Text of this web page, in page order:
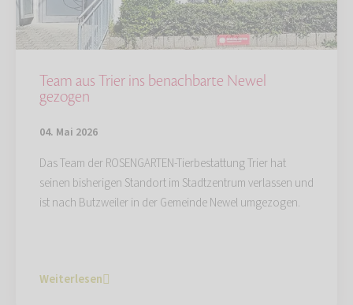
Team aus Trier ins benachbarte Newel
gezogen
04. Mai 2026
Das Team der ROSENGARTEN-Tierbestattung Trier hat
seinen bisherigen Standort im Stadtzentrum verlassen und
ist nach Butzweiler in der Gemeinde Newel umgezogen.
Weiterlesen